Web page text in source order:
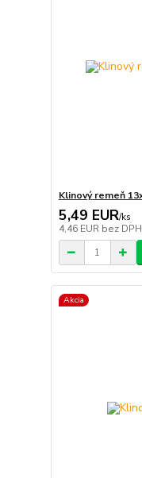
Klinový remeň
5,49 EUR/ks
4,46 EUR bez DPH
Akcia